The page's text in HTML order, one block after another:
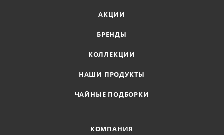
АКЦИИ
БРЕНДЫ
КОЛЛЕКЦИИ
НАШИ ПРОДУКТЫ
ЧАЙНЫЕ ПОДБОРКИ
КОМПАНИЯ